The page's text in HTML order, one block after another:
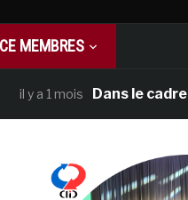
MEMBRES
mois Dans le cadre de sa